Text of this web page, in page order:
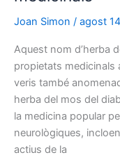
etimològic
de
veris
Joan Simon / agost
Aquest nom d’herba
propietats medicinals
veris també
herba del mos del
la medicina popular
neurològiques,
actius de la